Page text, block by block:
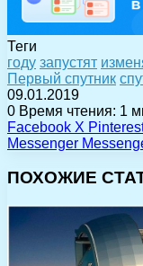
Теги
году запустят
Первый спутник
09.01.2019
0 Время чтения: 1
Facebook X
Messenger
ПОХОЖИЕ